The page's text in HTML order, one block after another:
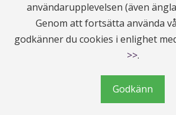
Sommaren är snart här☀️
Hej alla fina Förkylningen har inte
mycket bättre mår jag och kan nu i
online. Vilket gör mig super glad. ...
användarupplevelsen (även
Genom att fortsätta använda
godkänner du cookies i enlighet
>>.
Godkänn